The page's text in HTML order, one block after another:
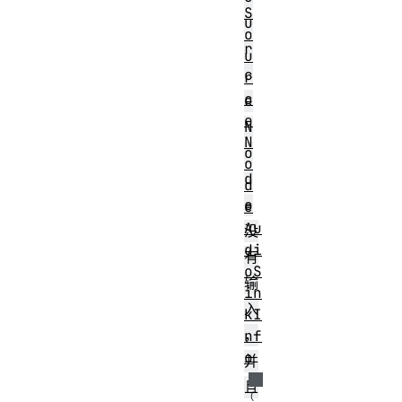
u
r
c
e
N
o
d
e
没
有
输
入
，
并
且
S
o
u
r
c
e
N
o
d
e
Au
di
oS
in
kI
nf
o